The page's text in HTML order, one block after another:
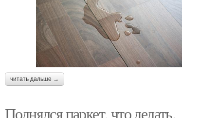
читать дальше →
Поднялся паркет, что делать.